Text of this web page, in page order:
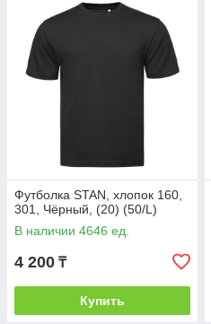
Футболка STAN, хлопок 160,
301, Чёрный, (20) (50/L)
В наличии 4646 ед.
4 200 ₸
Купить